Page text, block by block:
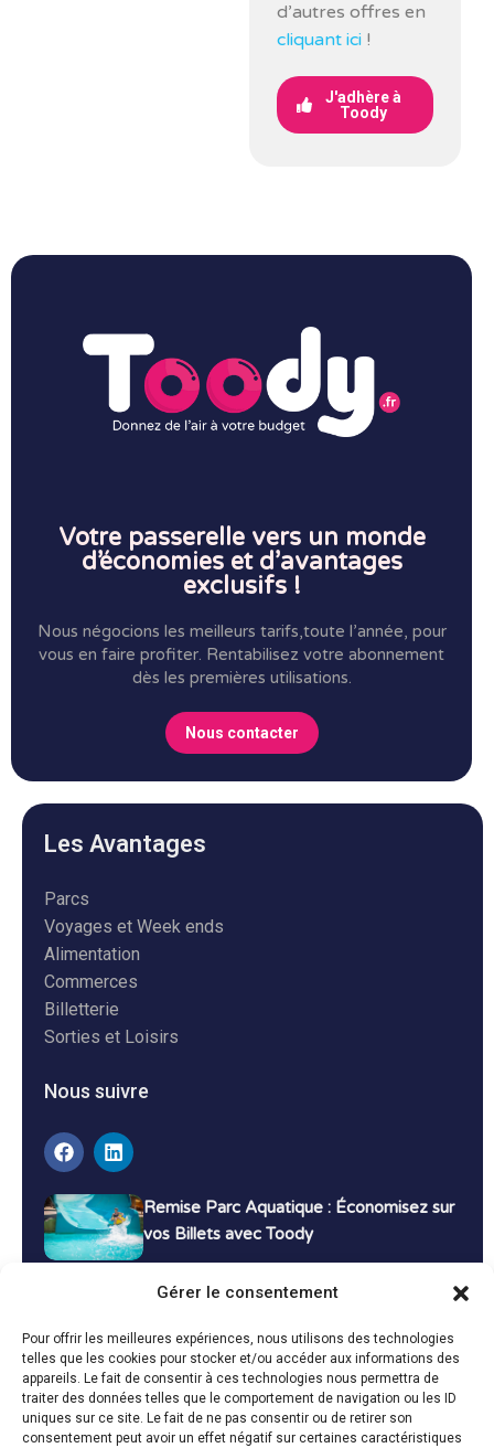
Gérer le consentement
Pour offrir les meilleures expériences, nous utilisons des technologies
telles que les cookies pour stocker et/ou accéder aux informations des
appareils. Le fait de consentir à ces technologies nous permettra de
traiter des données telles que le comportement de navigation ou les ID
uniques sur ce site. Le fait de ne pas consentir ou de retirer son
consentement peut avoir un effet négatif sur certaines caractéristiques
d’autres offres en
cliquant ici !
J'adhère à
Toody
Votre passerelle vers un monde
d’économies et d’avantages
exclusifs !
Nous négocions les meilleurs tarifs,toute l’année, pour
vous en faire profiter. Rentabilisez votre abonnement
dès les premières utilisations.
Nous contacter
Les Avantages
Parcs
Voyages et Week ends
Alimentation
Commerces
Billetterie
Sorties et Loisirs
Nous suivre
Remise Parc Aquatique : Économisez sur
vos Billets avec Toody
Bons Plans Voyage : Économisez sur vos
Vacances avec Toody
13 décembre 2024 Bon plans